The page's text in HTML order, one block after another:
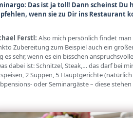
Das ist ja toll! Dann scheinst Du
wenn sie zu Dir ins Restaurant
Ferstl: Also mich persönlich findet
Zubereitung zum Beispiel auch ein
es sehr, wenn es ein bisschen
dabei ist: Schnitzel, Steak,… das darf bei
2 Suppen, 5 Hauptgerichte
oder Seminargäste – diese